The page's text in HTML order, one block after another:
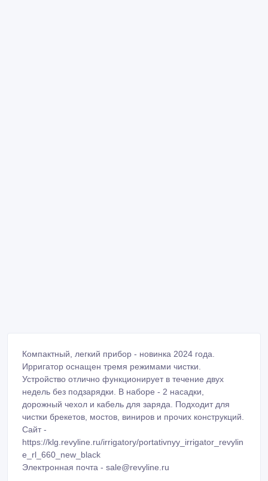
Компактный, легкий прибор - новинка 2024 года.
Ирригатор оснащен тремя режимами чистки.
Устройство отлично функционирует в течение двух
недель без подзарядки. В наборе - 2 насадки,
дорожный чехол и кабель для заряда. Подходит для
чистки брекетов, мостов, виниров и прочих конструкций.
Сайт -
https://klg.revyline.ru/irrigatory/portativnyy_irrigator_revylin
e_rl_660_new_black
Электронная почта - sale@revyline.ru